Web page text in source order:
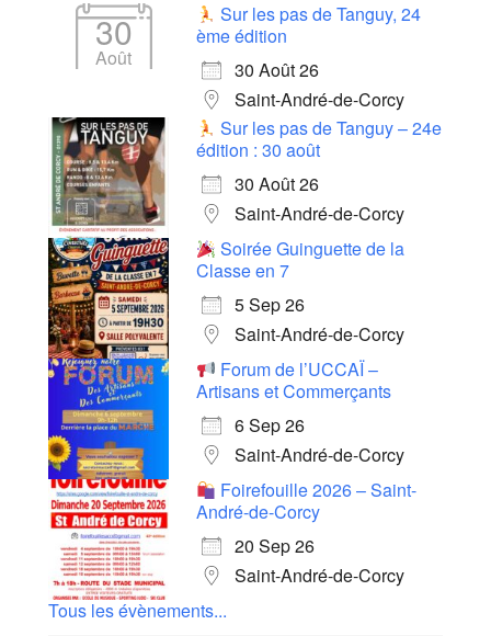
30
Août
Sur les pas de Tanguy, 24
ème édition
30 Août 26
Saint-André-de-Corcy
Sur les pas de Tanguy – 24e
édition : 30 août
30 Août 26
Saint-André-de-Corcy
Soirée Guinguette de la
Classe en 7
5 Sep 26
Saint-André-de-Corcy
Forum de l’UCCAÏ –
Artisans et Commerçants
6 Sep 26
Saint-André-de-Corcy
Foirefouille 2026 – Saint-
André-de-Corcy
20 Sep 26
Saint-André-de-Corcy
Tous les évènements...